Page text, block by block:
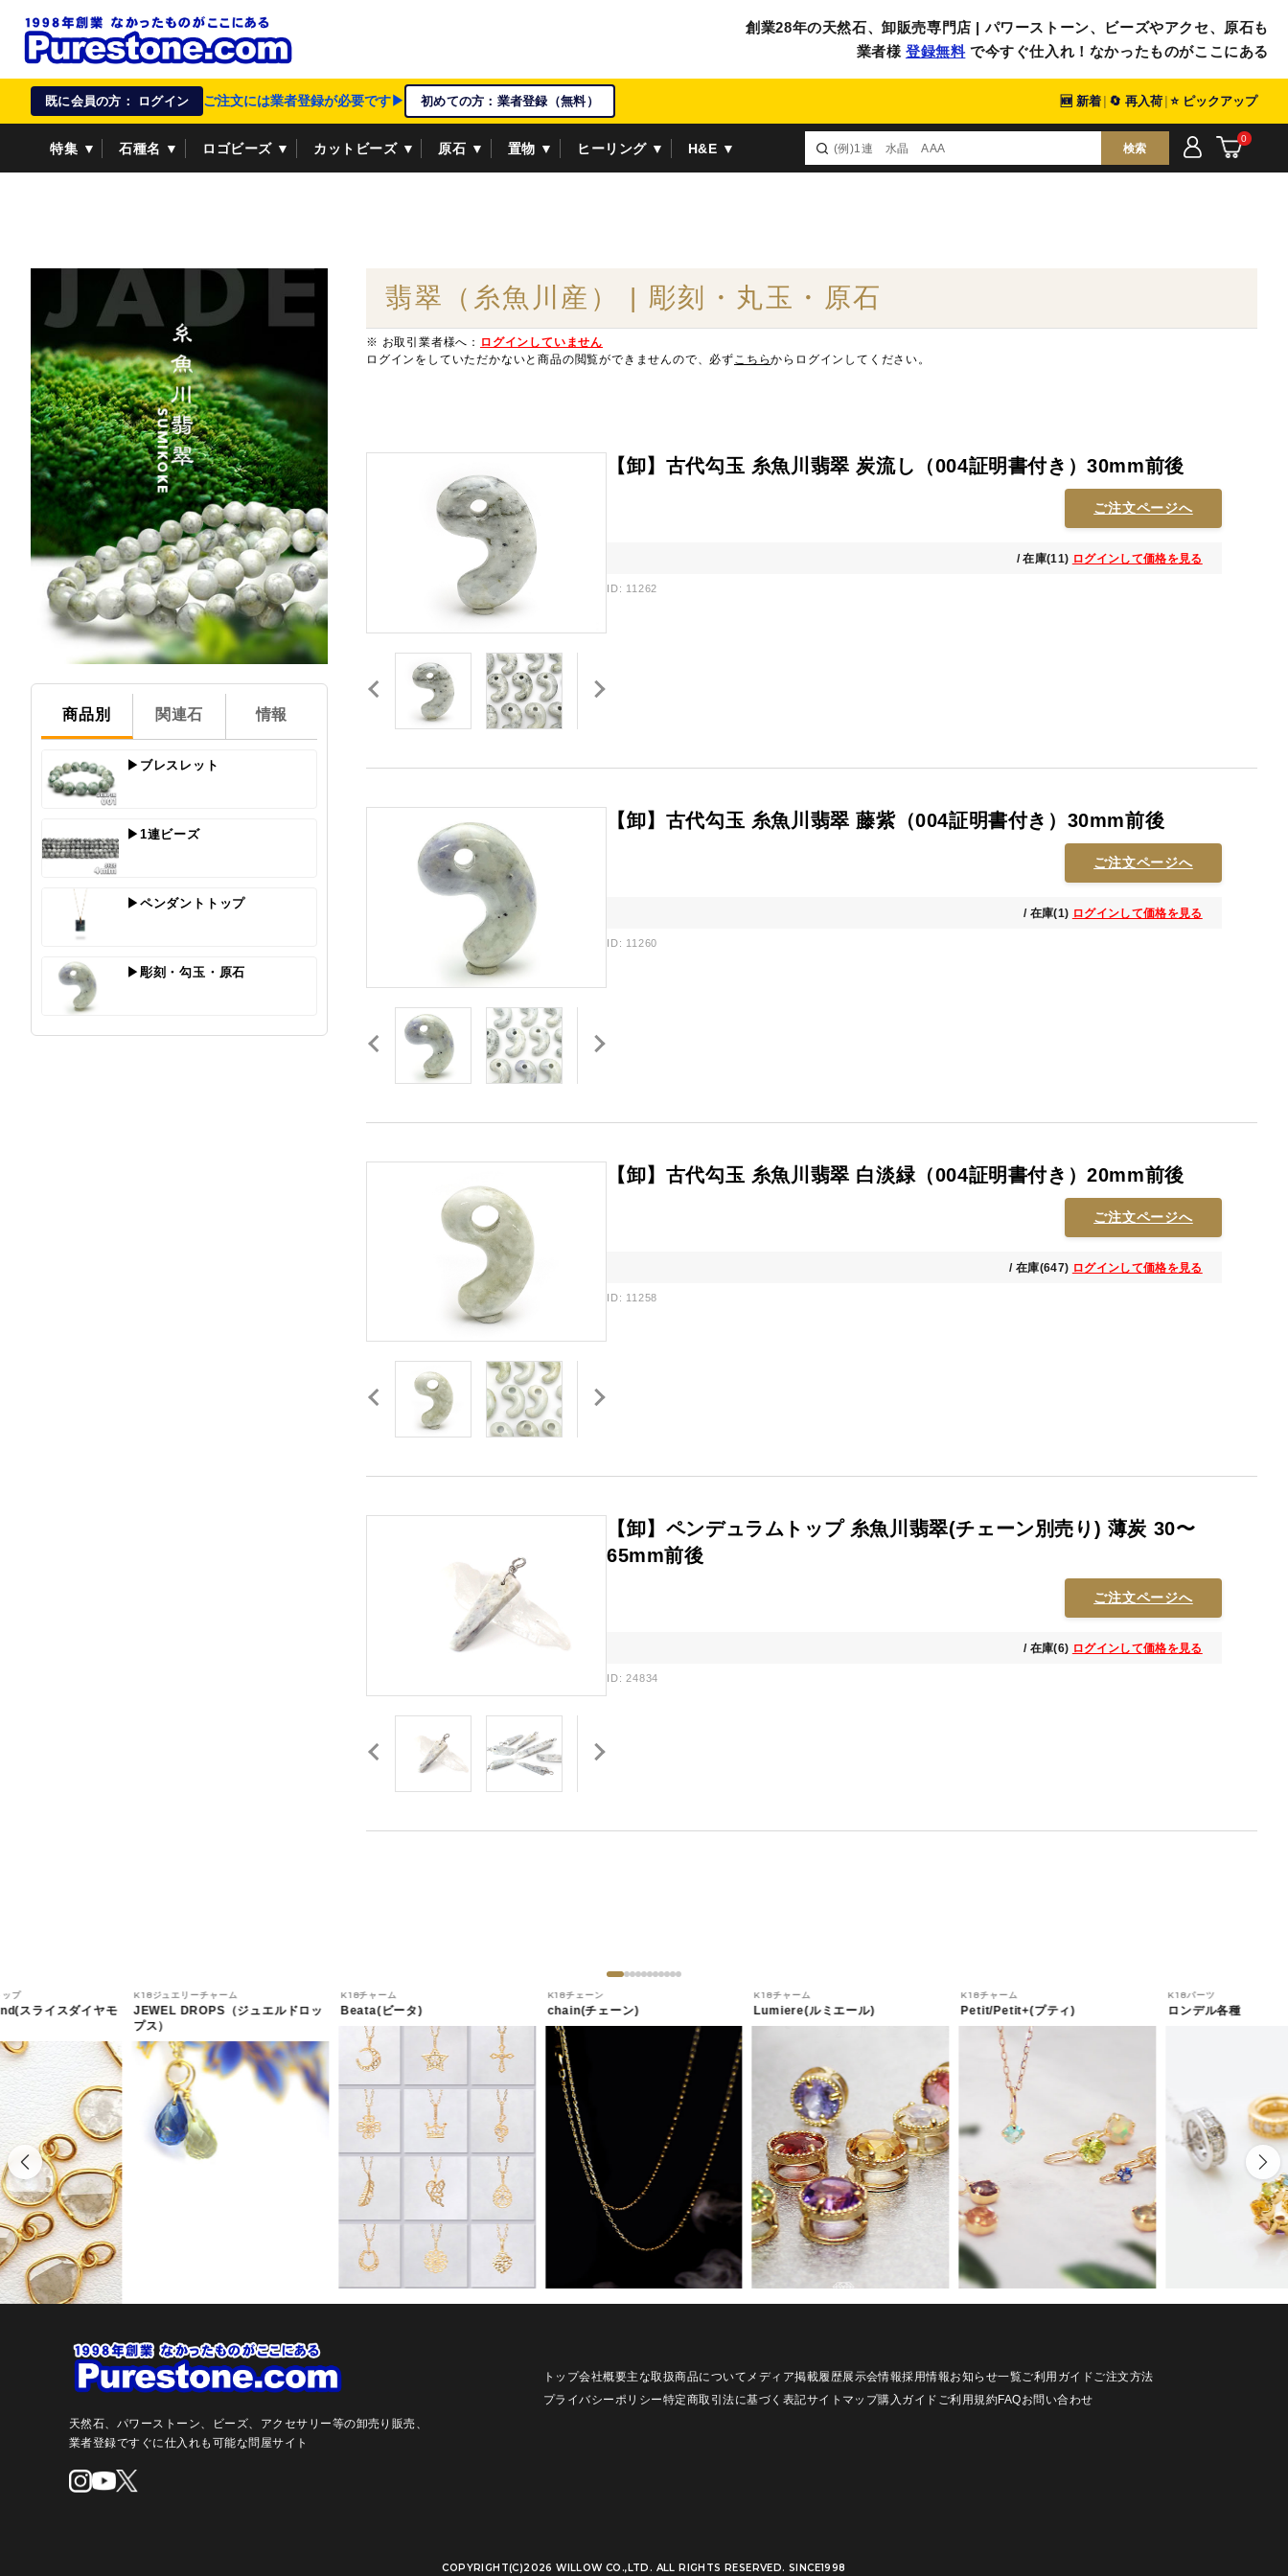
創業28年の天然石、卸販売専門店 | パワーストーン、ビーズやアクセ、原石も
業者様 登録無料で今すぐ仕入れ！なかったものがここにある
既に会員の方： ログイン ご注文には業者登録が必要です▶ 初めての方：業者登録（無料） 🆕 新着 🔄 再入荷 ⭐ ピックアップ
特集 ▼ 石種名 ▼ ロゴビーズ ▼ カットビーズ ▼ 原石 ▼ 置物 ▼ ヒーリング ▼ H&E ▼ 検索
0
商品別 関連石 情報
▶ブレスレット
▶1連ビーズ
▶ペンダントトップ
▶彫刻・勾玉・原石
翡翠（糸魚川産） | 彫刻・丸玉・原石
※ お取引業者様へ： ログインしていません
ログインをしていただかないと商品の閲覧ができませんので、必ずこちらからログインしてください。
【卸】古代勾玉 糸魚川翡翠 炭流し（004証明書付き）30mm前後
ご注文ページへ
/ 在庫(11) ログインして価格を見る
ID: 11262
【卸】古代勾玉 糸魚川翡翠 藤紫（004証明書付き）30mm前後
ご注文ページへ
/ 在庫(1) ログインして価格を見る
ID: 11260
【卸】古代勾玉 糸魚川翡翠 白淡緑（004証明書付き）20mm前後
ご注文ページへ
/ 在庫(647) ログインして価格を見る
ID: 11258
【卸】ペンデュラムトップ 糸魚川翡翠(チェーン別売り) 薄炭 30〜
65mm前後
ご注文ページへ
/ 在庫(6) ログインして価格を見る
ID: 24834
ップ
スライスダイヤモ
K18ジュエリーチャーム
JEWEL DROPS（ジュエルドロッ
プス）
K18チャーム
Beata(ビータ)
K18チェーン
chain(チェーン)
K18チャーム
Lumiere(ルミエール)
K18チャーム
Petit/Petit+(プティ)
K18パーツ
ロンデル各種
天然石、パワーストーン、ビーズ、アクセサリー等の卸売り販売、
業者登録ですぐに仕入れも可能な問屋サイト
トップ会社概要主な取扱商品について メディア掲載履歴展示会情報採用情報お知らせ一覧ご利用ガイドご注文方法
プライバシーポリシー特定商取引法に基づく表記サイトマップ購入ガイド ご利用規約FAQお問い合わせ
COPYRIGHT(C)2026 WILLOW CO.,LTD. ALL RIGHTS RESERVED. SINCE1998